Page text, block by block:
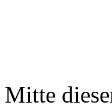
Mitte